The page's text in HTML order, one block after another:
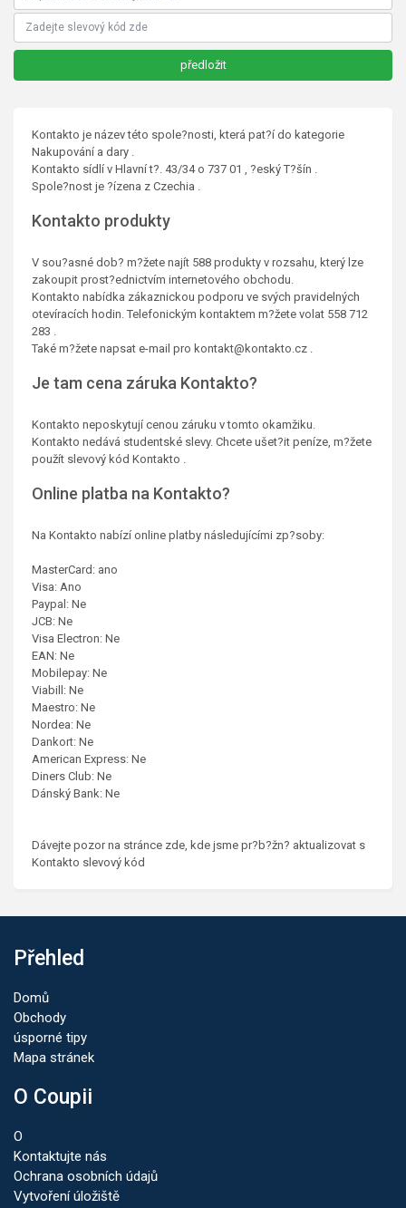
Kontakto je název této spole?nosti, která pat?í do kategorie
Nakupování a dary .
Kontakto sídlí v Hlavní t?. 43/34 o 737 01 , ?eský T?šín .
Spole?nost je ?ízena z Czechia .
Kontakto produkty
V sou?asné dob? m?žete najít 588 produkty v rozsahu, který lze
zakoupit prost?ednictvím internetového obchodu.
Kontakto nabídka zákaznickou podporu ve svých pravidelných
otevíracích hodin. Telefonickým kontaktem m?žete volat 558 712
283 .
Také m?žete napsat e-mail pro kontakt@kontakto.cz .
Je tam cena záruka Kontakto?
Kontakto neposkytují cenou záruku v tomto okamžiku.
Kontakto nedává studentské slevy. Chcete ušet?it peníze, m?žete
použít slevový kód Kontakto .
Online platba na Kontakto?
Na Kontakto nabízí online platby následujícími zp?soby:
MasterCard: ano
Visa: Ano
Paypal: Ne
JCB: Ne
Visa Electron: Ne
EAN: Ne
Mobilepay: Ne
Viabill: Ne
Maestro: Ne
Nordea: Ne
Dankort: Ne
American Express: Ne
Diners Club: Ne
Dánský Bank: Ne
Dávejte pozor na stránce zde, kde jsme pr?b?žn? aktualizovat s
Kontakto slevový kód
Přehled
Domů
Obchody
úsporné tipy
Mapa stránek
O Coupii
O
Kontaktujte nás
Ochrana osobních údajů
Vytvoření úložiště